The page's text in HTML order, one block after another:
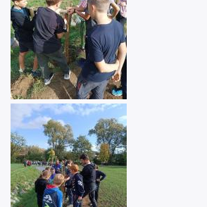
Image